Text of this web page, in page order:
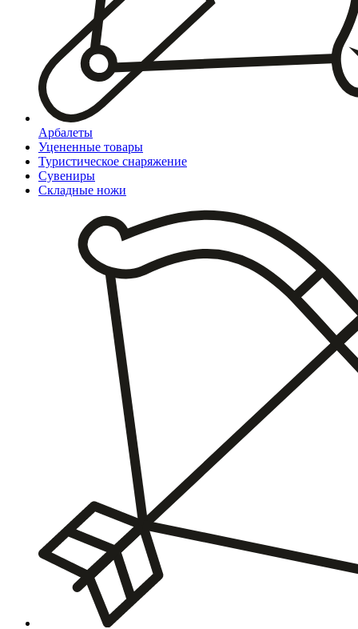
Арбалеты
Уцененные товары
Туристическое снаряжение
Сувениры
Складные ножи